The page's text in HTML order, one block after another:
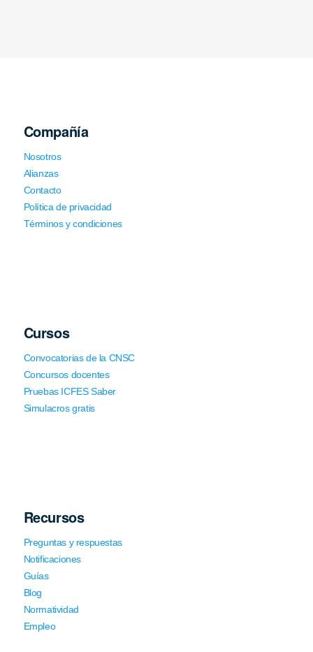
Compañía
Nosotros
Alianzas
Contacto
Política de privacidad
Términos y condiciones
Cursos
Convocatorias de la CNSC
Concursos docentes
Pruebas ICFES Saber
Simulacros gratis
Recursos
Preguntas y respuestas
Notificaciones
Guías
Blog
Normatividad
Empleo